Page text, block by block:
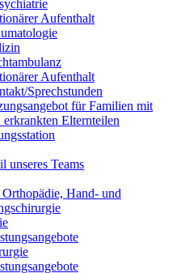
Aufenthalt
Aufenthalt
Sprechstunden
für Familien mit
erkrankten Elternteilen
unseres Teams
Hand- und